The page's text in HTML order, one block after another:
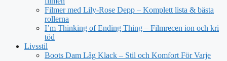
Filmer med Lily-Rose Depp – Komplett lista & bästa
rollerna
I’m Thinking of Ending Thing – Filmrecen ion och kri
töd
Livsstil
Boots Dam Låg Klack – Stil och Komfort För Varje